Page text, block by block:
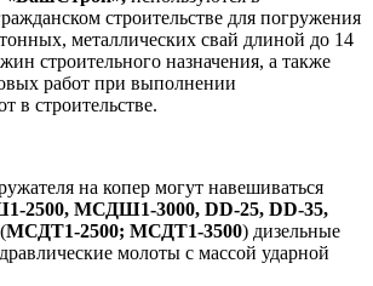
строительстве для погружения
металлических свай длиной до 14
строительного назначения, а также
работ при выполнении
в строительстве.
на копер могут навешиваться
2500, МСДШ1-3000, DD-25, DD-35,
МСДТ1-2500; МСДТ1-3500) дизельные
молоты с массой ударной